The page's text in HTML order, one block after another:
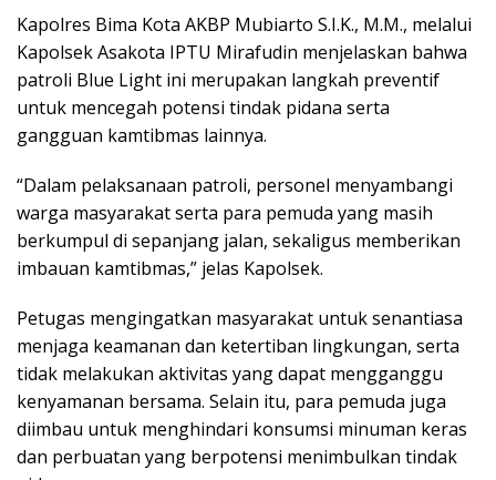
Kapolres Bima Kota AKBP Mubiarto S.I.K., M.M., melalui
Kapolsek Asakota IPTU Mirafudin menjelaskan bahwa
patroli Blue Light ini merupakan langkah preventif
untuk mencegah potensi tindak pidana serta
gangguan kamtibmas lainnya.
“Dalam pelaksanaan patroli, personel menyambangi
warga masyarakat serta para pemuda yang masih
berkumpul di sepanjang jalan, sekaligus memberikan
imbauan kamtibmas,” jelas Kapolsek.
Petugas mengingatkan masyarakat untuk senantiasa
menjaga keamanan dan ketertiban lingkungan, serta
tidak melakukan aktivitas yang dapat mengganggu
kenyamanan bersama. Selain itu, para pemuda juga
diimbau untuk menghindari konsumsi minuman keras
dan perbuatan yang berpotensi menimbulkan tindak